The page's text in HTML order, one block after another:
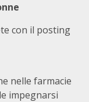
con il posting
nelle farmacie
impegnarsi